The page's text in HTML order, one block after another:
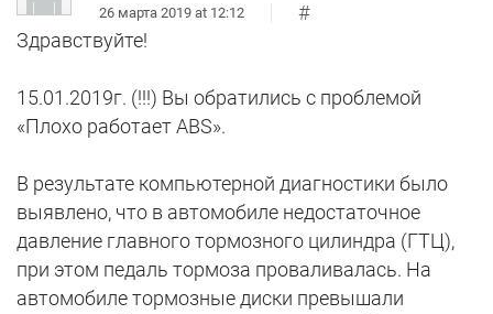
26 марта 2019 at 12:12
#
Здравствуйте!
15.01.2019г. (!!!) Вы обратились с проблемой
«Плохо работает ABS».
В результате компьютерной диагностики было
выявлено, что в автомобиле недостаточное
давление главного тормозного цилиндра (ГТЦ),
при этом педаль тормоза проваливалась. На
автомобиле тормозные диски превышали